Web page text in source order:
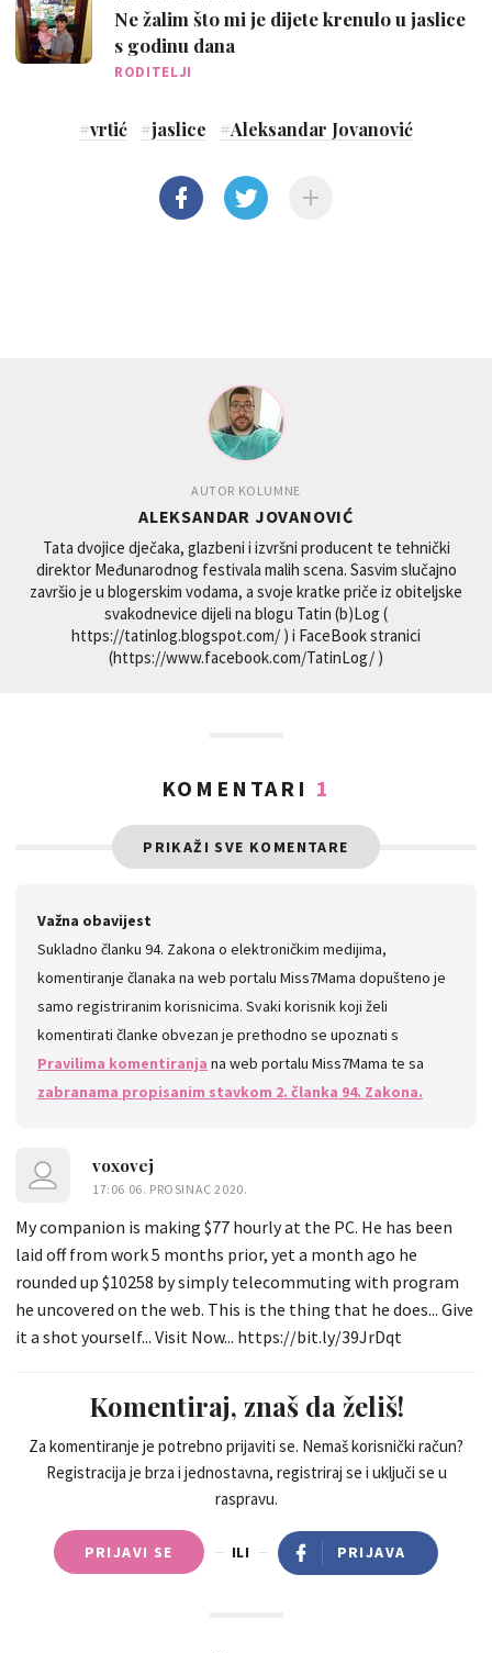
Ne žalim što mi je dijete krenulo u jaslice
s godinu dana
RODITELJI
#vrtić #jaslice #Aleksandar Jovanović
AUTOR KOLUMNE
ALEKSANDAR JOVANOVIĆ
Tata dvojice dječaka, glazbeni i izvršni producent te tehnički
direktor Međunarodnog festivala malih scena. Sasvim slučajno
završio je u blogerskim vodama, a svoje kratke priče iz obiteljske
svakodnevice dijeli na blogu Tatin (b)Log (
https://tatinlog.blogspot.com/ ) i FaceBook stranici
(https://www.facebook.com/TatinLog/ )
KOMENTARI 1
PRIKAŽI SVE KOMENTARE
Važna obavijest
Sukladno članku 94. Zakona o elektroničkim medijima,
komentiranje članaka na web portalu Miss7Mama dopušteno je
samo registriranim korisnicima. Svaki korisnik koji želi
komentirati članke obvezan je prethodno se upoznati s
Pravilima komentiranja na web portalu Miss7Mama te sa
zabranama propisanim stavkom 2. članka 94. Zakona.
voxovej
17:06 06. PROSINAC 2020.
My companion is making $77 hourly at the PC. He has been
laid off from work 5 months prior, yet a month ago he
rounded up $10258 by simply telecommuting with program
he uncovered on the web. This is the thing that he does... Give
it a shot yourself... Visit Now... https://bit.ly/39JrDqt
Komentiraj, znaš da želiš!
Za komentiranje je potrebno prijaviti se. Nemaš korisnički račun?
Registracija je brza i jednostavna, registriraj se i uključi se u
raspravu.
PRIJAVI SE ILI PRIJAVA